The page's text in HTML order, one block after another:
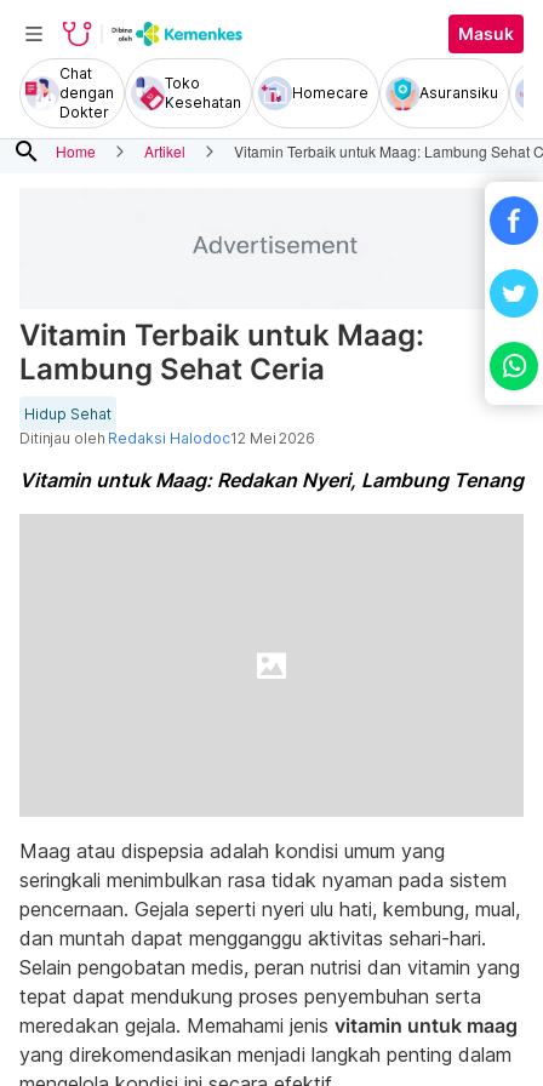
Masuk
Chat
dengan
Dokter
Toko
Kesehatan
Homecare Asuransiku
search Home Artikel Vitamin Terbaik untuk Maag: Lambung Sehat
Vitamin Terbaik untuk Maag:
Lambung Sehat Ceria
Hidup Sehat
Ditinjau oleh Redaksi Halodoc12 Mei 2026
Vitamin untuk Maag: Redakan Nyeri, Lambung Tenang
Maag atau dispepsia adalah kondisi umum yang
seringkali menimbulkan rasa tidak nyaman pada sistem
pencernaan. Gejala seperti nyeri ulu hati, kembung, mual,
dan muntah dapat mengganggu aktivitas sehari-hari.
Selain pengobatan medis, peran nutrisi dan vitamin yang
tepat dapat mendukung proses penyembuhan serta
meredakan gejala. Memahami jenis vitamin untuk maag
yang direkomendasikan menjadi langkah penting dalam